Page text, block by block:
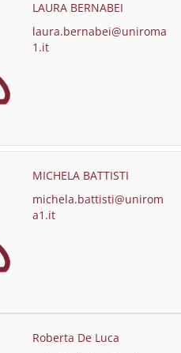
LAURA BERNABEI
laura.bernabei@uniroma
1.it
MICHELA BATTISTI
michela.battisti@unirom
a1.it
Roberta De Luca